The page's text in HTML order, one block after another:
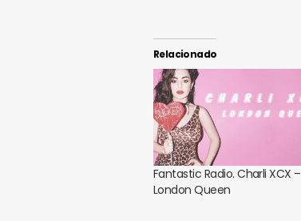
Relacionado
Fantastic Radio. Charli XCX –
London Queen